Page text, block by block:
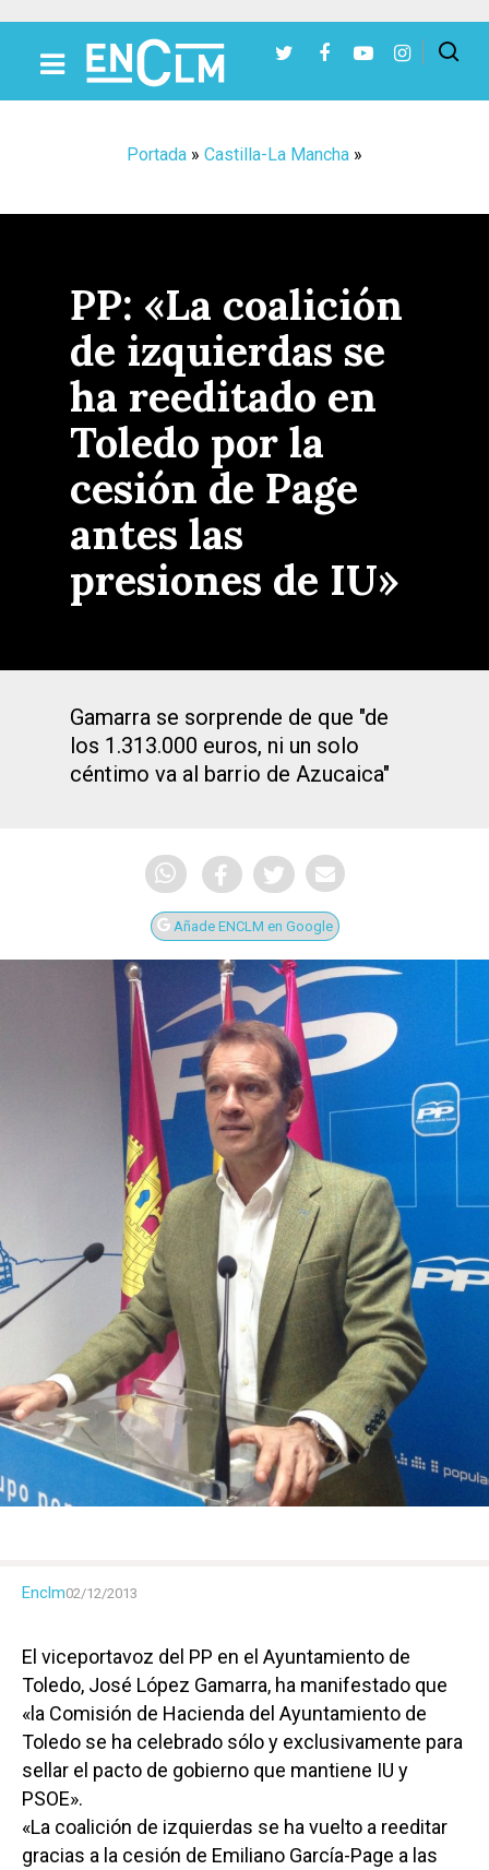
Portada » Castilla-La Mancha »
PP: «La coalición
de izquierdas se
ha reeditado en
Toledo por la
cesión de Page
antes las
presiones de IU»
Gamarra se sorprende de que "de
los 1.313.000 euros, ni un solo
céntimo va al barrio de Azucaica"
Añade ENCLM en Google
Enclm02/12/2013
El viceportavoz del PP en el Ayuntamiento de
Toledo, José López Gamarra, ha manifestado que
«la Comisión de Hacienda del Ayuntamiento de
Toledo se ha celebrado sólo y exclusivamente para
sellar el pacto de gobierno que mantiene IU y
PSOE».
«La coalición de izquierdas se ha vuelto a reeditar
gracias a la cesión de Emiliano García-Page a las